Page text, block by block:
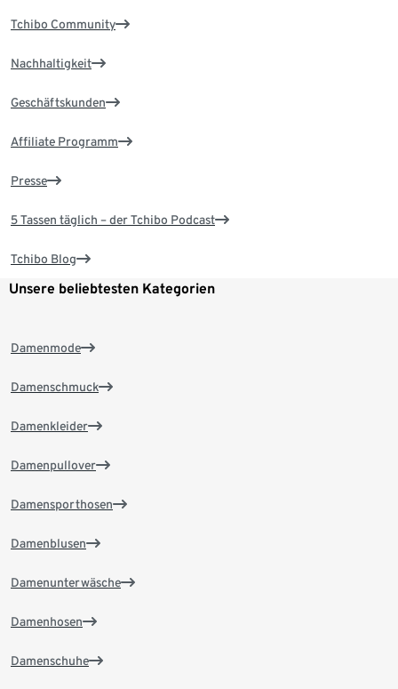
Tchibo Community
Nachhaltigkeit
Geschäftskunden
Affiliate Programm
Presse
5 Tassen täglich – der Tchibo Podcast
Tchibo Blog
Unsere beliebtesten Kategorien
Damenmode
Damenschmuck
Damenkleider
Damenpullover
Damensporthosen
Damenblusen
Damenunterwäsche
Damenhosen
Damenschuhe